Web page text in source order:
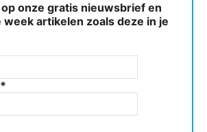
onze gratis nieuwsbrief en
week artikelen zoals deze in je
*